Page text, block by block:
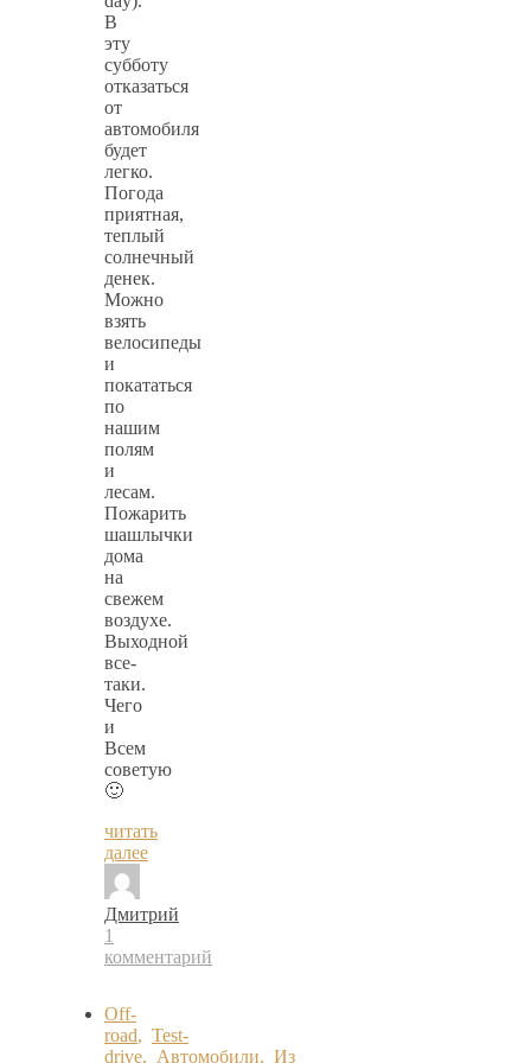
В
эту
субботу
отказаться
от
автомобиля
будет
легко.
Погода
приятная,
теплый
солнечный
денек.
Можно
взять
велосипеды
и
покататься
по
нашим
полям
и
лесам.
Пожарить
шашлычки
дома
на
свежем
воздухе.
Выходной
все-
таки.
Чего
и
Всем
советую
🙂
читать
далее
Дмитрий
1
комментарий
Off-
road, Test-
drive, Автомобили, Из